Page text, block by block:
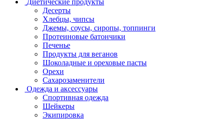
Десерты
Хлебцы, чипсы
Джемы, соусы, сиропы, топпинги
Протеиновые батончики
Печенье
Продукты для веганов
Шоколадные и ореховые пасты
Орехи
Сахарозаменители
Одежда и аксессуары
Спортивная одежда
Шейкеры
Экипировка